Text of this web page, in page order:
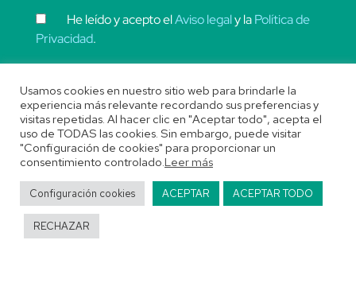
He leído y acepto elAviso legaly laPolítica de
Privacidad.
Enviar
Usamos cookies en nuestro sitio web para brindarle la
experiencia más relevante recordando sus preferencias y
visitas repetidas. Al hacer clic en "Aceptar todo", acepta el
uso de TODAS las cookies. Sin embargo, puede visitar
"Configuración de cookies" para proporcionar un
consentimiento controlado.Leer más
Configuración cookies ACEPTAR ACEPTAR TODO
RECHAZAR